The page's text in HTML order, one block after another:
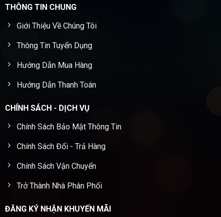
THÔNG TIN CHUNG
Giới Thiệu Về Chúng Tôi
Thông Tin Tuyển Dụng
Hướng Dẫn Mua Hàng
Hướng Dẫn Thanh Toán
CHÍNH SÁCH - DỊCH VỤ
Chính Sách Bảo Mật Thông Tin
Chính Sách Đổi - Trả Hàng
Chính Sách Vận Chuyển
Trở Thành Nhà Phân Phối
ĐĂNG KÝ NHẬN KHUYẾN MÃI